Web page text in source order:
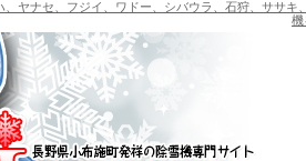
ナセ、フジイ、ワドー、シバウラ、石狩、ササキ
機